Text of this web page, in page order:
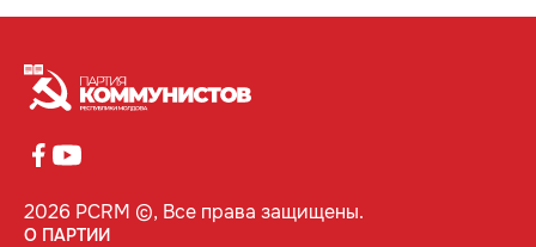
2026 PCRM ©, Все права защищены.
О ПАРТИИ